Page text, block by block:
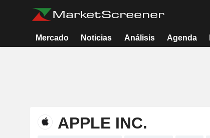
Mercado Noticias Análisis Agenda
APPLE INC.